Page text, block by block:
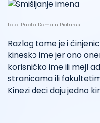
Foto: Public Domain Pictures
Razlog tome je i
kinesko ime jer ono
korisničko ime ili mejl
stranicama ili
Kinezi deci daju jedno